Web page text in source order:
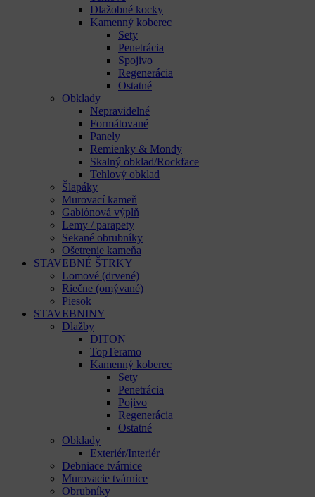
Dlažobné kocky
Kamenný koberec
Sety
Penetrácia
Spojivo
Regenerácia
Ostatné
Obklady
Nepravidelné
Formátované
Panely
Remienky & Mondy
Skalný obklad/Rockface
Tehlový obklad
Šlapáky
Murovací kameň
Gabiónová výplň
Lemy / parapety
Sekané obrubníky
Ošetrenie kameňa
STAVEBNÉ ŠTRKY
Lomové (drvené)
Riečne (omývané)
Piesok
STAVEBNINY
Dlažby
DITON
TopTeramo
Kamenný koberec
Sety
Penetrácia
Pojivo
Regenerácia
Ostatné
Obklady
Exteriér/Interiér
Debniace tvárnice
Murovacie tvárnice
Obrubníky